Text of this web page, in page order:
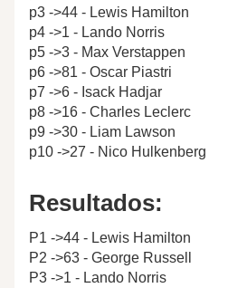
p3 ->44 - Lewis Hamilton
p4 ->1 - Lando Norris
p5 ->3 - Max Verstappen
p6 ->81 - Oscar Piastri
p7 ->6 - Isack Hadjar
p8 ->16 - Charles Leclerc
p9 ->30 - Liam Lawson
p10 ->27 - Nico Hulkenberg
Resultados:
P1 ->44 - Lewis Hamilton
P2 ->63 - George Russell
P3 ->1 - Lando Norris